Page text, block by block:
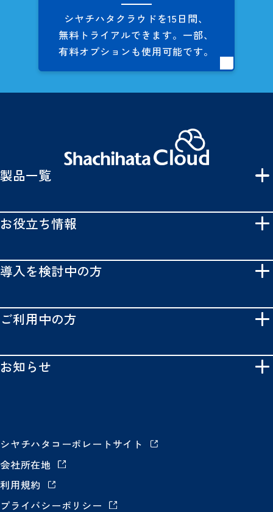
シヤチハタクラウドを15日間、
無料トライアルできます。 一部、
有料オプションも使用可能です。
製品一覧
お役立ち情報
導入を検討中の方
ご利用中の方
お知らせ
シヤチハタコーポレートサイト
会社所在地
利用規約
プライバシーポリシー